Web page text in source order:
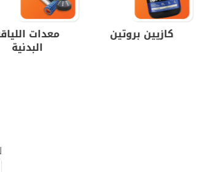
كازيين بروتين معدات
البدنية